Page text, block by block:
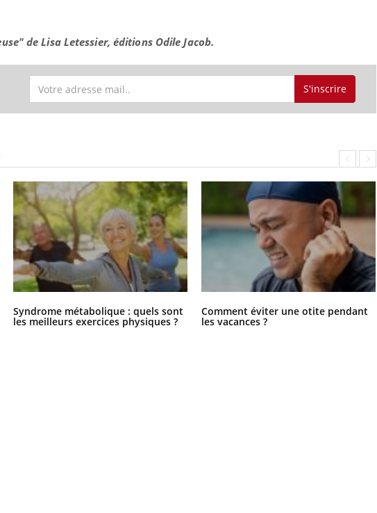
de Lisa Letessier, éditions Odile Jacob.
S'inscrire
Syndrome métabolique : quels sont
les meilleurs exercices physiques ?
Comment éviter une otite pendant
les vacances ?
& Charge mentale : et si on
en parler??Youtube
2026, l'insuline dans le diabète de type 2
entourée d'idées reçues chez les
Youtube
Eczéma Chronique des Mains : se
préparer pour l’été ! Youtube
L'été arrive… et avec lui, un tout nouveau
rythme de vie ! Vacances, plage, piscine,
sont ...